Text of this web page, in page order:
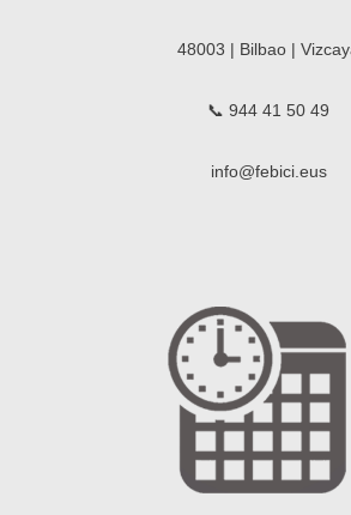
48003 | Bilbao |
📞 944 41 50 49
info@febici.eus